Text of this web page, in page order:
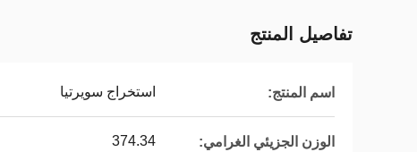
تفاصيل المنتج
اسم المنتج: استخراج سويرتيا
الوزن الجزيئي الغرامي: 374.34